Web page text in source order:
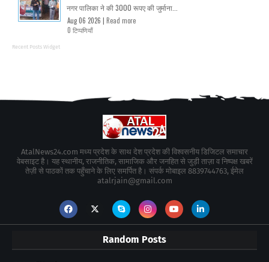
नगर पालिका ने की 3000 रूपए की जुर्माना...
Aug 06 2026 | Read more
0 टिप्पणियाँ
Recent Posts Widget
AtalNews24.com मध्य प्रदेश के साथ देश प्रदेश की विश्वसनीय डिजिटल समाचार
वेबसाइट है। यह स्थानीय, राजनीतिक, सामाजिक और जनहित से जुड़ी ताज़ा व निष्पक्ष खबरें
तेज़ी से पाठकों तक पहुँचाने के लिए समर्पित है। संपर्क मोबाइल 8839744763, ईमेल
atalrjain@gmail.com
Random Posts